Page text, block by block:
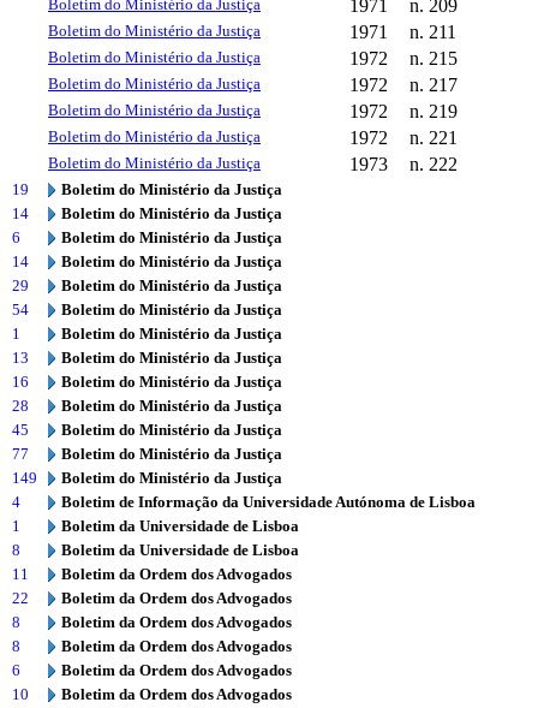
Boletim do Ministério da Justiça 1971 n. 209
Boletim do Ministério da Justiça 1971 n. 211
Boletim do Ministério da Justiça 1972 n. 215
Boletim do Ministério da Justiça 1972 n. 217
Boletim do Ministério da Justiça 1972 n. 219
Boletim do Ministério da Justiça 1972 n. 221
Boletim do Ministério da Justiça 1973 n. 222
19
Boletim do Ministério da Justiça
14
Boletim do Ministério da Justiça
6
Boletim do Ministério da Justiça
14
Boletim do Ministério da Justiça
29
Boletim do Ministério da Justiça
54
Boletim do Ministério da Justiça
1
Boletim do Ministério da Justiça
13
Boletim do Ministério da Justiça
16
Boletim do Ministério da Justiça
28
Boletim do Ministério da Justiça
45
Boletim do Ministério da Justiça
77
Boletim do Ministério da Justiça
149
Boletim do Ministério da Justiça
4
Boletim de Informação da Universidade Autónoma de Lisboa
1
Boletim da Universidade de Lisboa
8
Boletim da Universidade de Lisboa
11
Boletim da Ordem dos Advogados
22
Boletim da Ordem dos Advogados
8
Boletim da Ordem dos Advogados
8
Boletim da Ordem dos Advogados
6
Boletim da Ordem dos Advogados
10
Boletim da Ordem dos Advogados